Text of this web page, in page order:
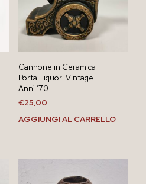
Cannone in Ceramica
Porta Liquori Vintage
Anni ’70
€25,00
AGGIUNGI AL CARRELLO